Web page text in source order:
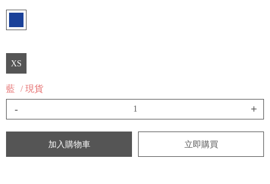
XS
藍 / 現貨
- +
加入購物車 立即購買